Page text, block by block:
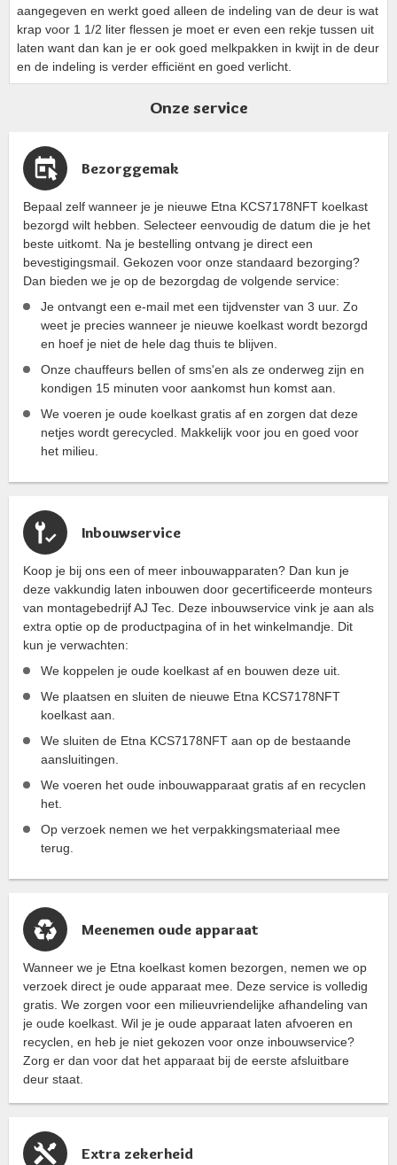
aangegeven en werkt goed alleen de indeling van de deur is wat
krap voor 1 1/2 liter flessen je moet er even een rekje tussen uit
laten want dan kan je er ook goed melkpakken in kwijt in de deur
en de indeling is verder efficiënt en goed verlicht.
Onze service
Bezorggemak
Bepaal zelf wanneer je je nieuwe Etna KCS7178NFT koelkast
bezorgd wilt hebben. Selecteer eenvoudig de datum die je het
beste uitkomt. Na je bestelling ontvang je direct een
bevestigingsmail. Gekozen voor onze standaard bezorging?
Dan bieden we je op de bezorgdag de volgende service:
Je ontvangt een e-mail met een tijdvenster van 3 uur. Zo
weet je precies wanneer je nieuwe koelkast wordt bezorgd
en hoef je niet de hele dag thuis te blijven.
Onze chauffeurs bellen of sms'en als ze onderweg zijn en
kondigen 15 minuten voor aankomst hun komst aan.
We voeren je oude koelkast gratis af en zorgen dat deze
netjes wordt gerecycled. Makkelijk voor jou en goed voor
het milieu.
Inbouwservice
Koop je bij ons een of meer inbouwapparaten? Dan kun je
deze vakkundig laten inbouwen door gecertificeerde monteurs
van montagebedrijf AJ Tec. Deze inbouwservice vink je aan als
extra optie op de productpagina of in het winkelmandje. Dit
kun je verwachten:
We koppelen je oude koelkast af en bouwen deze uit.
We plaatsen en sluiten de nieuwe Etna KCS7178NFT
koelkast aan.
We sluiten de Etna KCS7178NFT aan op de bestaande
aansluitingen.
We voeren het oude inbouwapparaat gratis af en recyclen
het.
Op verzoek nemen we het verpakkingsmateriaal mee
terug.
Meenemen oude apparaat
Wanneer we je Etna koelkast komen bezorgen, nemen we op
verzoek direct je oude apparaat mee. Deze service is volledig
gratis. We zorgen voor een milieuvriendelijke afhandeling van
je oude koelkast. Wil je je oude apparaat laten afvoeren en
recyclen, en heb je niet gekozen voor onze inbouwservice?
Zorg er dan voor dat het apparaat bij de eerste afsluitbare
deur staat.
Extra zekerheid